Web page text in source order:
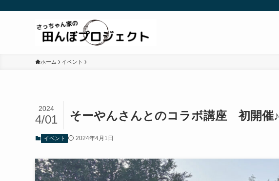
ホーム イベント
そーやんさんとのコラボ講座 初開催♪
2024
4/01
イベント 2024年4月1日